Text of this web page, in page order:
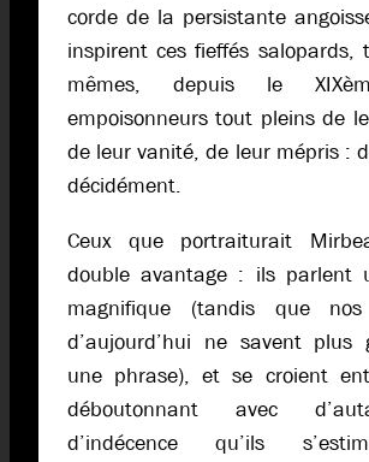
corde de la persistante
inspirent ces fieffés salopards,
mêmes, depuis le
empoisonneurs tout pleins de
de leur vanité, de leur mépris :
décidément.
Ceux que portraiturait
double avantage : ils parlent
magnifique (tandis que nos
d’aujourd’hui ne savent plus
une phrase), et se croient
déboutonnant avec
d’indécence qu’ils